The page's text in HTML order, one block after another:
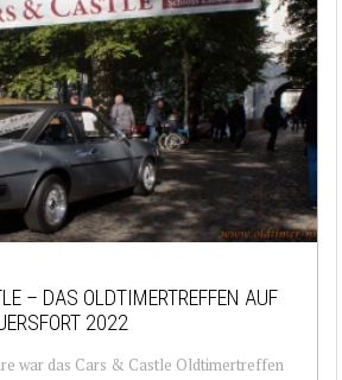
– DAS OLDTIMERTREFFEN AUF
2022
war das Cars & Castle Oldtimertreffen